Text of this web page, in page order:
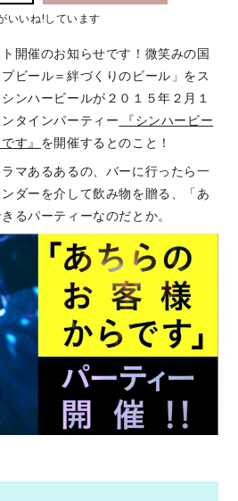
いいね!しています
開催のお知らせです！微笑みの国
ビール＝絆づくりのビール」をス
ンハービールが２０１５年２月１
タインパーティー 『シンハービー
す』 を開催するとのこと！
マあるあるの、バーに行ったら一
ダーを介して飲み物を贈る、「あ
るパーティーなのだとか。